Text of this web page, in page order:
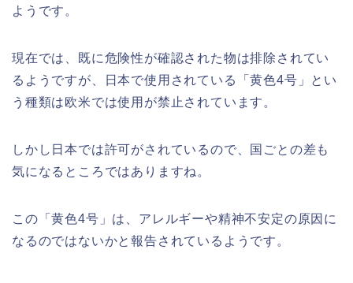
ようです。
現在では、既に危険性が確認された物は排除されてい
るようですが、日本で使用されている「黄色4号」とい
う種類は欧米では使用が禁止されています。
しかし日本では許可がされているので、国ごとの差も
気になるところではありますね。
この「黄色4号」は、アレルギーや精神不安定の原因に
なるのではないかと報告されているようです。